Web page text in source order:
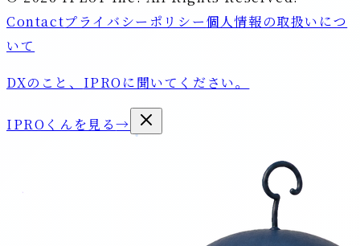
Contactプライバシーポリシー個人情報の取扱いにつ
いて
DXのこと、 IPRO に聞いてください。
IPROくんを見る→